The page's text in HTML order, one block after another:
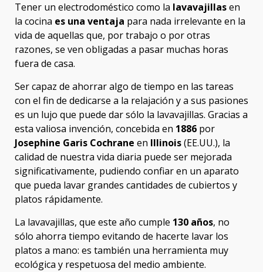
Tener un electrodoméstico como la lavavajillasen
la cocina es una ventaja para nada irrelevante en la
vida de aquellas que, por trabajo o por otras
razones, se ven obligadas a pasar muchas horas
fuera de casa.
Ser capaz de ahorrar algo de tiempo en las tareas
con el fin de dedicarse a la relajación y a sus pasiones
es un lujo que puede dar sólo la lavavajillas. Gracias a
esta valiosa invención, concebida en 1886 por
Josephine Garis Cochrane en Illinois(EE.UU.), la
calidad de nuestra vida diaria puede ser mejorada
significativamente, pudiendo confiar en un aparato
que pueda lavar grandes cantidades de cubiertos y
platos rápidamente.
La lavavajillas, que este año cumple 130 años, no
sólo ahorra tiempo evitando de hacerte lavar los
platos a mano: es también una herramienta muy
ecológica y respetuosa del medio ambiente.